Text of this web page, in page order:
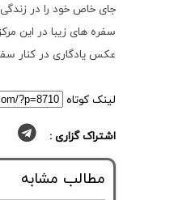
جای خاص خود را در
سفره های زیبا در این
عکس یادگاری در کنار
لینک کوتاه
اشتراک گزاری :
مطالب مشابه